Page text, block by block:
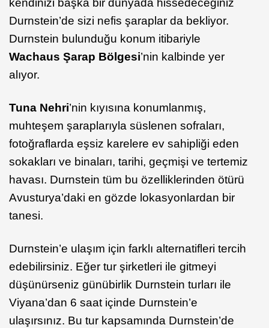
kendinizi başka bir dünyada hissedeceğiniz
Durnstein’de sizi nefis şaraplar da bekliyor.
Durnstein bulunduğu konum itibariyle
Wachaus Şarap Bölgesi’nin kalbinde yer
alıyor.
Tuna Nehri’nin kıyısına konumlanmış,
muhteşem şaraplarıyla süslenen sofraları,
fotoğraflarda eşsiz karelere ev sahipliği eden
sokakları ve binaları, tarihi, geçmişi ve tertemiz
havası. Durnstein tüm bu özelliklerinden ötürü
Avusturya’daki en gözde lokasyonlardan bir
tanesi.
Durnstein’e ulaşım için farklı alternatifleri tercih
edebilirsiniz. Eğer tur şirketleri ile gitmeyi
düşünürseniz günübirlik Durnstein turları ile
Viyana’dan 6 saat içinde Durnstein’e
ulaşırsınız. Bu tur kapsamında Durnstein’de